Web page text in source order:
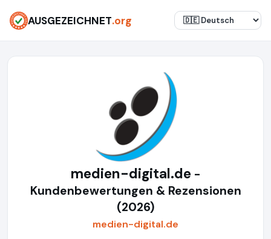
AUSGEZEICHNET.org
medien-digital.de -
Kundenbewertungen & Rezensionen
(2026)
medien-digital.de